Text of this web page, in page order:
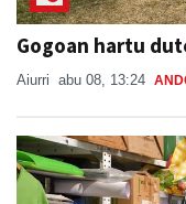
Gogoan hartu
Aiurri abu 08, 13:24